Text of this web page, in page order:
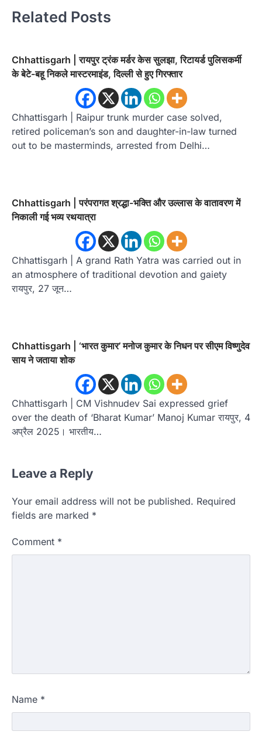
Related Posts
Chhattisgarh | रायपुर ट्रंक मर्डर केस सुलझा, रिटायर्ड पुलिसकर्मी
के बेटे-बहू निकले मास्टरमाइंड, दिल्ली से हुए गिरफ्तार
Chhattisgarh | Raipur trunk murder case solved,
retired policeman’s son and daughter-in-law turned
out to be masterminds, arrested from Delhi…
Chhattisgarh | परंपरागत श्रद्धा-भक्ति और उल्लास के वातावरण में
निकाली गई भव्य रथयात्रा
Chhattisgarh | A grand Rath Yatra was carried out in
an atmosphere of traditional devotion and gaiety
रायपुर, 27 जून…
Chhattisgarh | ‘भारत कुमार’ मनोज कुमार के निधन पर सीएम विष्णुदेव
साय ने जताया शोक
Chhattisgarh | CM Vishnudev Sai expressed grief
over the death of ‘Bharat Kumar’ Manoj Kumar रायपुर, 4
अप्रैल 2025। भारतीय…
Leave a Reply
Your email address will not be published. Required
fields are marked *
Comment *
Name *